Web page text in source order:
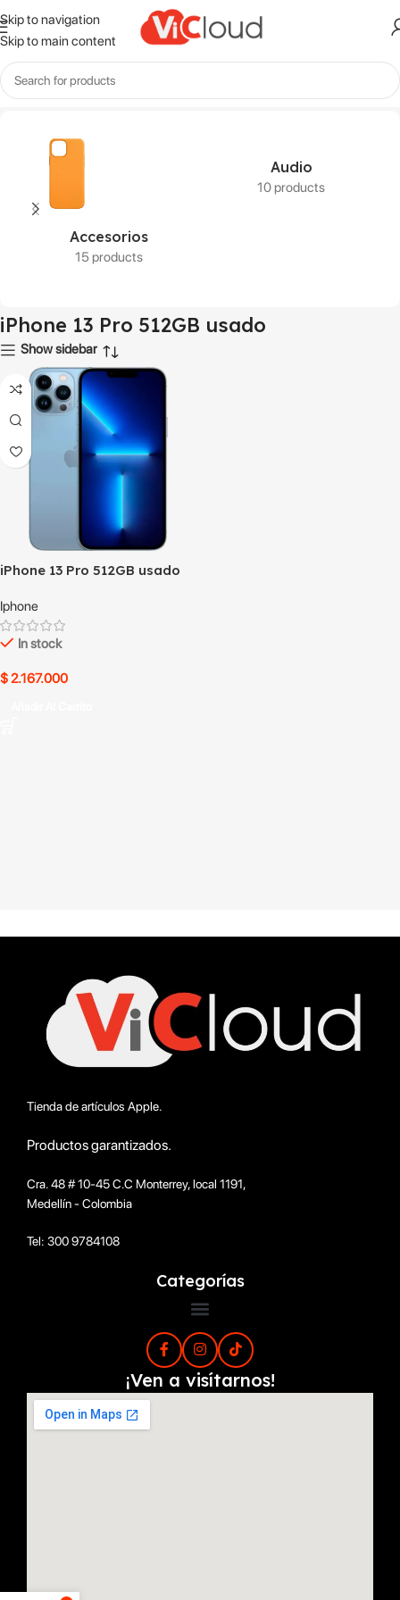
Skip to navigation
Skip to main content
Inicio Productos etiquetados “iPhone 13 Pro 512GB usado”
Accesorios
15 products
Audio
10 products
iPhone 13 Pro 512GB usado
Show sidebar
iPhone 13 Pro 512GB usado
Iphone
In stock
$2.167.000
Tienda de artículos Apple.
Productos garantizados.
Cra. 48 # 10-45 C.C Monterrey, local 1191,
Medellín - Colombia
Tel: 300 9784108
Categorías
¡Ven a visítarnos!